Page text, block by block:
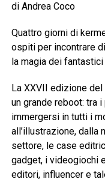
di Andrea Coco
Quattro giorni di
ospiti per incontrare
la magia dei
La XXVII edizione
un grande reboot: tra
immergersi in tutti i
all’illustrazione, dalla
settore, le case
gadget, i videogiochi
editori, influencer e